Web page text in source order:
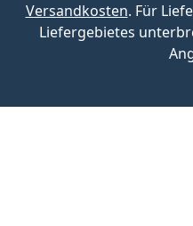
Versandkosten. Für
Liefergebietes